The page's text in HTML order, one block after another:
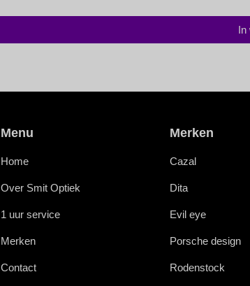
In
Menu
Home
Over Smit Optiek
1 uur service
Merken
Contact
Merken
Cazal
Dita
Evil eye
Porsche design
Rodenstock